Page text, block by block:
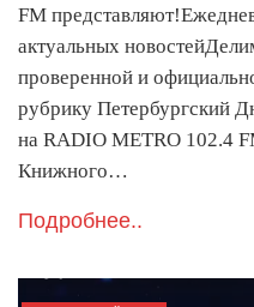
FM
актуальных
проверенной и
рубрику Петербургский
на RADIO METRO 102.4
Книжного…
Подробнее..